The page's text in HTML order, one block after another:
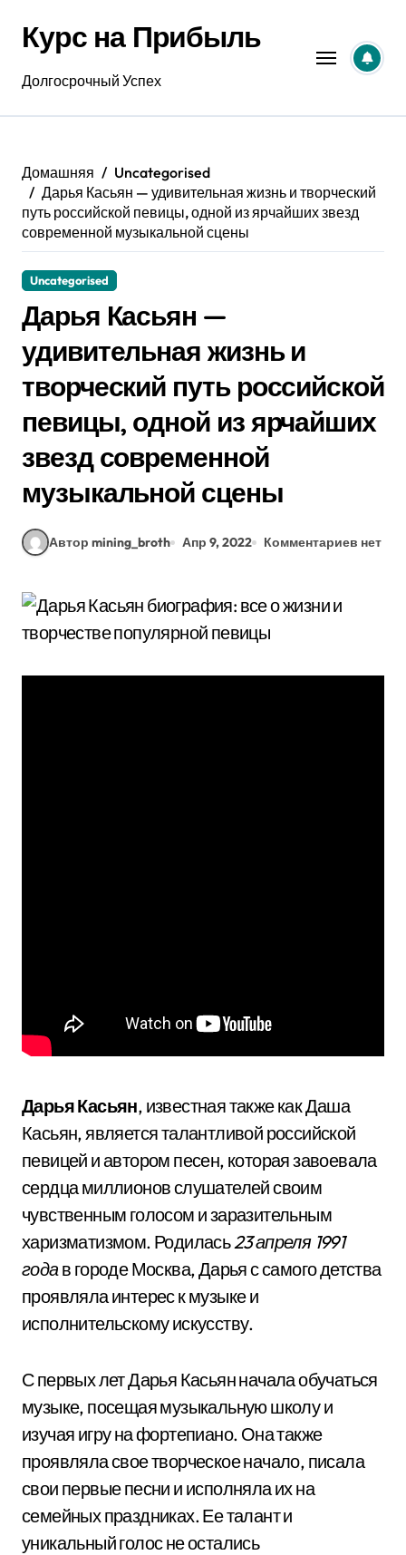
содержанию
Курс на Прибыль
Долгосрочный Успех
Домашняя
Uncategorised
Дарья Касьян — удивительная жизнь и творческий
путь российской певицы, одной из ярчайших звезд
современной музыкальной сцены
Uncategorised
Дарья Касьян —
удивительная жизнь и
творческий путь российской
певицы, одной из ярчайших
звезд современной
музыкальной сцены
Автор mining_broth Апр 9, 2022 Комментариев нет
Дарья Касьян, известная также как Даша
Касьян, является талантливой российской
певицей и автором песен, которая завоевала
сердца миллионов слушателей своим
чувственным голосом и заразительным
харизматизмом. Родилась23 апреля 1991
годав городе Москва, Дарья с самого детства
проявляла интерес к музыке и
исполнительскому искусству.
С первых лет Дарья Касьян начала обучаться
музыке, посещая музыкальную школу и
изучая игру на фортепиано. Она также
проявляла свое творческое начало, писала
свои первые песни и исполняла их на
семейных праздниках. Ее талант и
уникальный голос не остались